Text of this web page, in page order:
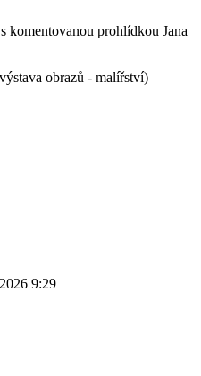
komentovanou prohlídkou Jana
obrazů - malířství)
9:29